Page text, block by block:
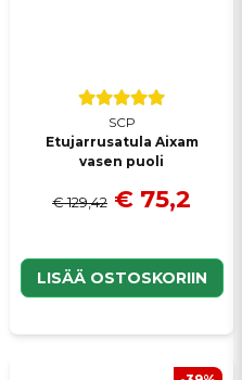
SCP
Etujarrusatula Aixam
vasen puoli
€ 129,42 € 75,2
LISÄÄ OSTOSKORIIN